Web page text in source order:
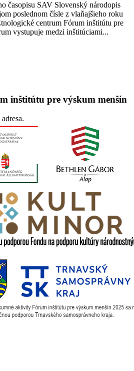
časopisu SAV Slovenský národopis
poslednom čísle z vlaňajšieho roku
centrum Fórum inštitútu pre
vystupuje medzi inštitúciami...
inštitútu pre výskum menšín